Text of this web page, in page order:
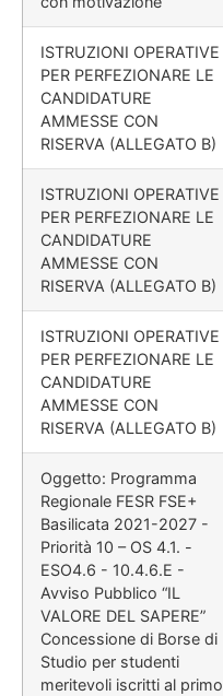
ISTRUZIONI OPERATIVE
PER PERFEZIONARE LE
CANDIDATURE
AMMESSE CON
RISERVA (ALLEGATO B)
ISTRUZIONI OPERATIVE
PER PERFEZIONARE LE
CANDIDATURE
AMMESSE CON
RISERVA (ALLEGATO B)
ISTRUZIONI OPERATIVE
PER PERFEZIONARE LE
CANDIDATURE
AMMESSE CON
RISERVA (ALLEGATO B)
Oggetto: Programma
Regionale FESR FSE+
Basilicata 2021-2027 -
Priorità 10 – OS 4.1. -
ESO4.6 - 10.4.6.E -
Avviso Pubblico “IL
VALORE DEL SAPERE”
Concessione di Borse di
Studio per studenti
meritevoli iscritti al primo